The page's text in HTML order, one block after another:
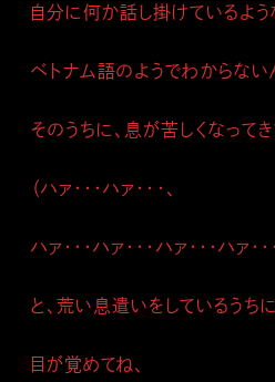
自分に何か話し掛けているよう
ベトナム語のようでわからない
そのうちに、息が苦しくなってき
（ハァ・・・ハァ・・・、
ハァ・・・ハァ・・・ハァ・・・ハァ・・
と、荒い息遣いをしているうちに
目が覚めてね、